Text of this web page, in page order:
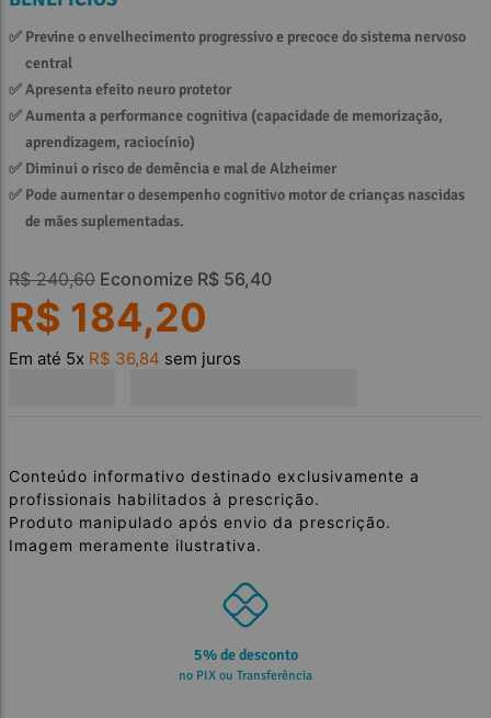
✅ Previne o envelhecimento progressivo e precoce do sistema nervoso
central
✅ Apresenta efeito neuro protetor
✅ Aumenta a performance cognitiva (capacidade de memorização,
aprendizagem, raciocínio)
✅ Diminui o risco de demência e mal de Alzheimer
✅ Pode aumentar o desempenho cognitivo motor de crianças nascidas
de mães suplementadas.
R$ 240,60 Economize R$ 56,40
R$ 184,20
Em até 5x R$ 36,84 sem juros
Conteúdo informativo destinado exclusivamente a
profissionais habilitados à prescrição.
Produto manipulado após envio da prescrição.
Imagem meramente ilustrativa.
5% de desconto
no PIX ou Transferência